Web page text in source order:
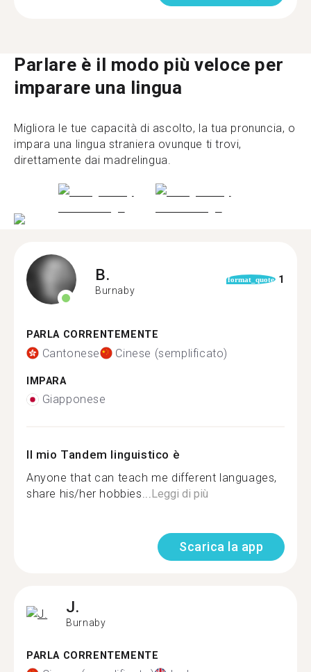
Parlare è il modo più veloce per
imparare una lingua
Migliora le tue capacità di ascolto, la tua pronuncia, o
impara una lingua straniera ovunque ti trovi,
direttamente dai madrelingua.
B.
Burnaby
format_quote 1
PARLA CORRENTEMENTE
Cantonese Cinese (semplificato)
IMPARA
Giapponese
Il mio Tandem linguistico è
Anyone that can teach me different languages,
share his/her hobbies...Leggi di più
Scarica la app
J.
Burnaby
PARLA CORRENTEMENTE